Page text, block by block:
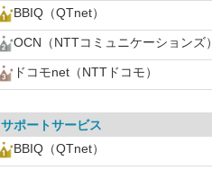
BBIQ（QTnet）
OCN（NTTコミュニケーションズ）
ドコモnet（NTTドコモ）
サポートサービス
BBIQ（QTnet）